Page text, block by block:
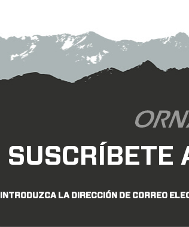
SUSCRÍBETE
INTRODUZCA LA DIRECCIÓN DE CORREO